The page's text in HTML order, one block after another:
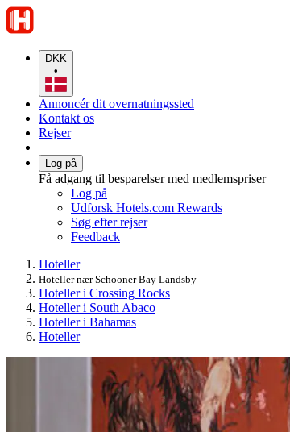
DKK
•
Annoncér dit overnatningssted
Kontakt os
Rejser
Log på
Få adgang til besparelser med medlemspriser
Log på
Udforsk Hotels.com Rewards
Søg efter rejser
Feedback
Hoteller
Hoteller nær Schooner Bay Landsby
Hoteller i Crossing Rocks
Hoteller i South Abaco
Hoteller i Bahamas
Hoteller